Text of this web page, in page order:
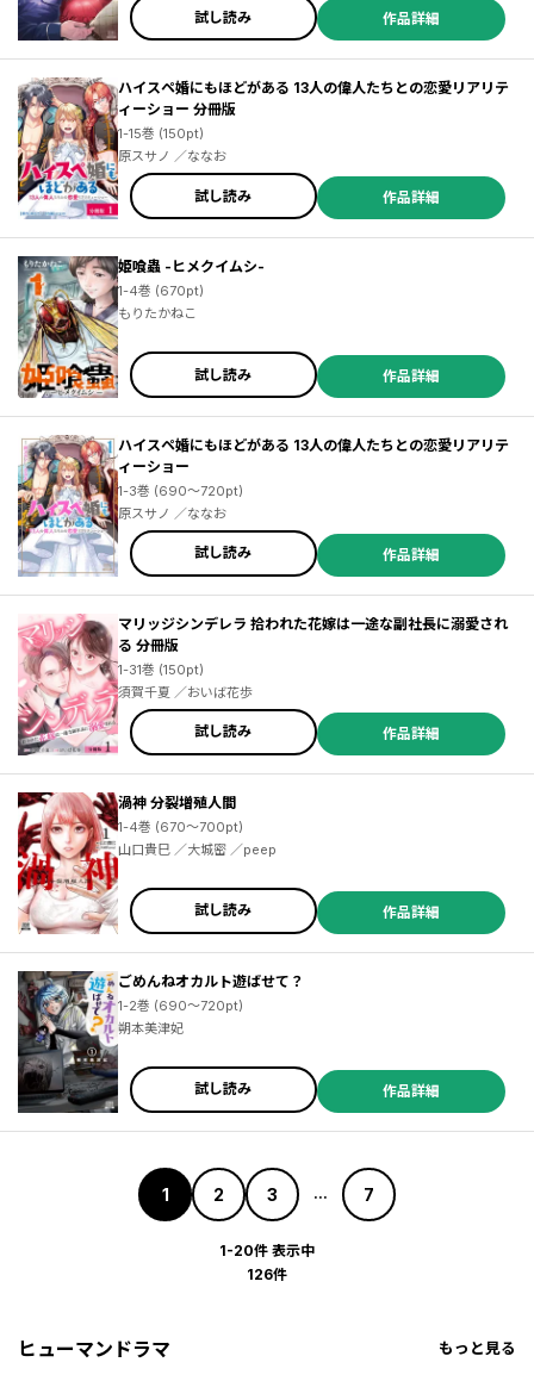
試し読み 作品詳細
ハイスペ婚にもほどがある 13人の偉人たちとの恋愛リアリテ
ィーショー 分冊版
1-15巻 (150pt)
原スサノ ／ななお
試し読み 作品詳細
姫喰蟲 -ヒメクイムシ-
1-4巻 (670pt)
もりたかねこ
試し読み 作品詳細
ハイスペ婚にもほどがある 13人の偉人たちとの恋愛リアリテ
ィーショー
1-3巻 (690～720pt)
原スサノ ／ななお
試し読み 作品詳細
マリッジシンデレラ 拾われた花嫁は一途な副社長に溺愛され
る 分冊版
1-31巻 (150pt)
須賀千夏 ／おいば花歩
試し読み 作品詳細
渦神 分裂増殖人間
1-4巻 (670～700pt)
山口貴巳 ／大城密 ／peep
試し読み 作品詳細
ごめんねオカルト遊ばせて？
1-2巻 (690～720pt)
朔本美津妃
試し読み 作品詳細
1 2 3 ... 7
1-20件 表示中
126件
ヒューマンドラマ もっと見る